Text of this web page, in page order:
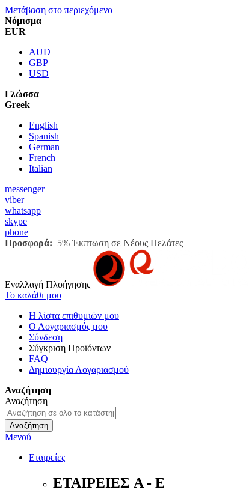
Μετάβαση στο περιεχόμενο
Νόμισμα
EUR
AUD
GBP
USD
Γλώσσα
Greek
English
Spanish
German
French
Italian
messenger
viber
whatsapp
skype
phone
Προσφορά: 5% Έκπτωση σε Νέους Πελάτες
Εναλλαγή Πλοήγησης
Το καλάθι μου
Η λίστα επιθυμιών μου
Ο Λογαριασμός μου
Σύνδεση
Σύγκριση Προϊόντων
FAQ
Δημιουργία Λογαριασμού
Αναζήτηση
Αναζήτηση
Αναζήτηση
Μενού
Εταιρείες
ΕΤΑΙΡΕΙΕΣ A - E